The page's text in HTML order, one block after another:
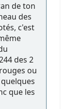
de ton
des
c'est
des 2
ou
que les